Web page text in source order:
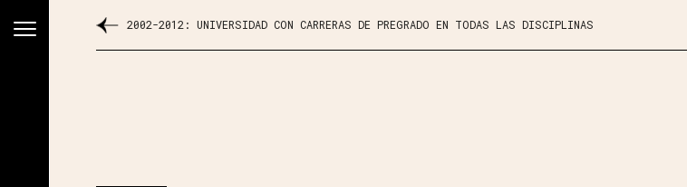
2002-2012: UNIVERSIDAD CON CARRERAS DE PREGRADO EN TODAS LAS DISCIPLINAS